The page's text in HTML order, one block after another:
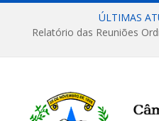
ÚLTIMAS
Relatório das Reuniões